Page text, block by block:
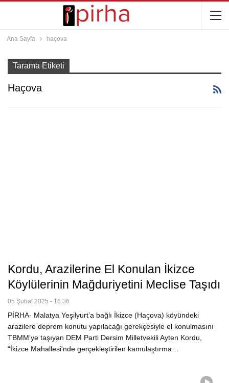
Ana Sayfa haçova
Tarama Etiketi
Haçova
Kordu, Arazilerine El Konulan İkizce
Köylülerinin Mağduriyetini Meclise Taşıdı
05 Şubat 2025 - 16:36
PİRHA- Malatya Yeşilyurt’a bağlı İkizce (Haçova) köyündeki
arazilere deprem konutu yapılacağı gerekçesiyle el konulmasını
TBMM’ye taşıyan DEM Parti Dersim Milletvekili Ayten Kordu,
“İkizce Mahallesi'nde gerçekleştirilen kamulaştırma…